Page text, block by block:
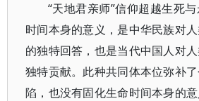
“天地君亲师”信仰超越生死
时间本身的意义，是中华民族对
的独特回答，也是当代中国人对
独特贡献。此种共同体本位弥补
陷，也没有固化生命时间本身的